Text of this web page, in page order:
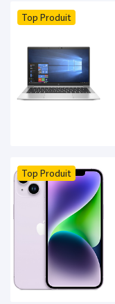
Top Produit
Top Produit